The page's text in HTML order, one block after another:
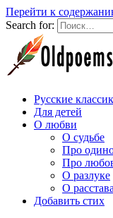
Перейти к
Search for:
Русские
Для детей
О любви
О судьбе
Про
Про
О разлуке
О
Добавить стих